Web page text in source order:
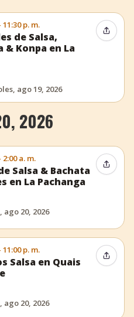
11:30 p. m.
de Salsa,
& Konpa en La
ago 19, 2026
2026
2:00 a. m.
Salsa & Bachata
en La Pachanga
ago 20, 2026
11:00 p. m.
Salsa en Quais
ago 20, 2026